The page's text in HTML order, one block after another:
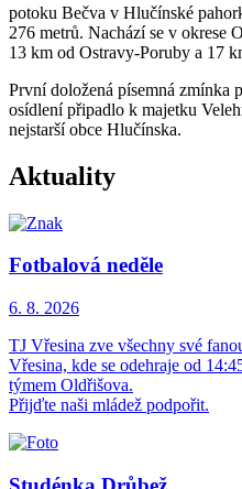
potoku Bečva v Hlučínské
276 metrů. Nachází se v okrese
13 km od Ostravy-Poruby a 17
První doložená písemná zmínka
osídlení připadlo k majetku
nejstarší obce Hlučínska.
Aktuality
Fotbalová neděle
6. 8. 2026
TJ Vřesina zve všechny své
Vřesina, kde se odehraje od
týmem Oldřišova.
Přijďte naši mládež podpořit.